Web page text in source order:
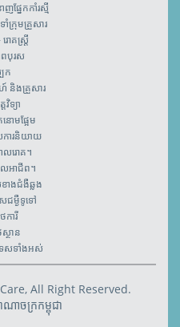
ញផ្នែកកាំរស្មី
ាំក្រុមគ្រួសារ
ោគស្ត្រី
បុរស
ក
និងគ្រួសារ
វិទ្យា
ោមផ្អែម
ការនិយាយ
ាលរោគ។
លអាជីព។
ាងជំងឺឆ្លង
ជម្ងឺទូទៅ
ារី
ថាន
សទាំងអស់
All Right Reserved.
ណាចក្រកម្ពុជា